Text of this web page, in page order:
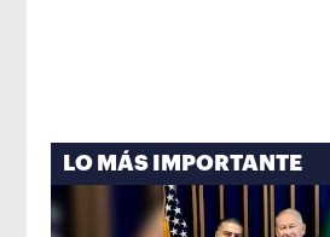
LO MÁS IMPORTANTE